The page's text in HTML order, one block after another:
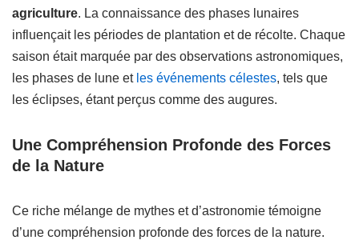
agriculture. La connaissance des phases lunaires
influençait les périodes de plantation et de récolte. Chaque
saison était marquée par des observations astronomiques,
les phases de lune et les événements célestes, tels que
les éclipses, étant perçus comme des augures.
Une Compréhension Profonde des Forces
de la Nature
Ce riche mélange de mythes et d’astronomie témoigne
d’une compréhension profonde des forces de la nature.